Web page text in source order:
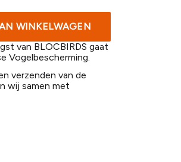
WINKELWAGEN
van BLOCBIRDS gaat
Vogelbescherming.
verzenden van de
wij samen met